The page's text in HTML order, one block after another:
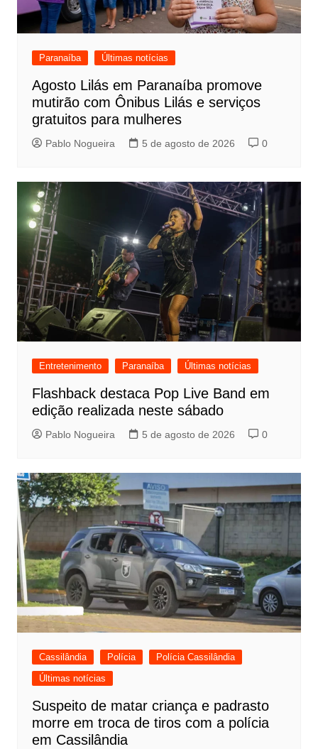
Paranaíba Últimas notícias
Agosto Lilás em Paranaíba promove
mutirão com Ônibus Lilás e serviços
gratuitos para mulheres
Pablo Nogueira 5 de agosto de 2026 0
Entretenimento Paranaíba Últimas notícias
Flashback destaca Pop Live Band em
edição realizada neste sábado
Pablo Nogueira 5 de agosto de 2026 0
Cassilândia Polícia
Polícia Cassilândia
Últimas notícias
Suspeito de matar criança e padrasto
morre em troca de tiros com a polícia
em Cassilândia